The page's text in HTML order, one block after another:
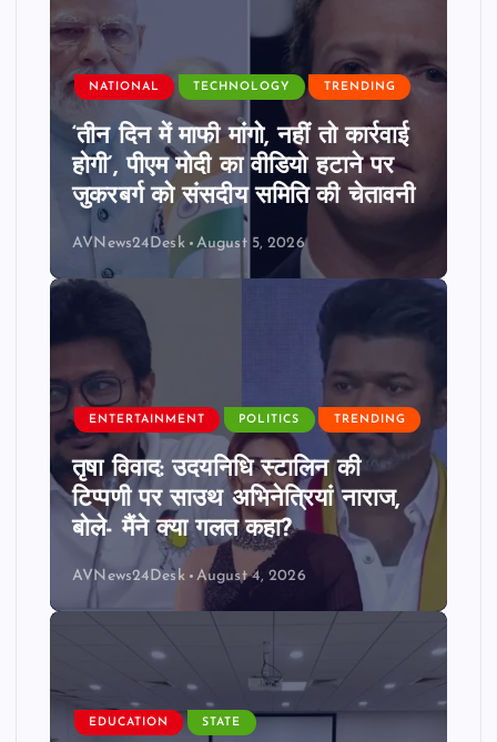
NATIONAL TECHNOLOGY TRENDING
‘तीन दिन में माफी मांगो, नहीं तो कार्रवाई
होगी’, पीएम मोदी का वीडियो हटाने पर
जुकरबर्ग को संसदीय समिति की चेतावनी
AVNews24Desk August 5, 2026
ENTERTAINMENT POLITICS TRENDING
तृषा विवाद: उदयनिधि स्टालिन की
टिप्पणी पर साउथ अभिनेत्रियां नाराज,
बोले- मैंने क्या गलत कहा?
AVNews24Desk August 4, 2026
EDUCATION STATE